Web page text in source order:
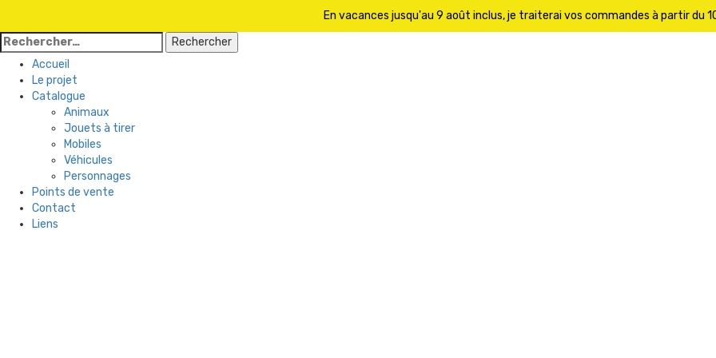
En vacances jusqu'au 9 août inclus, je traiterai vos commandes à partir du
Rechercher :
Accueil
Le projet
Catalogue
Animaux
Jouets à tirer
Mobiles
Véhicules
Personnages
Points de vente
Contact
Liens